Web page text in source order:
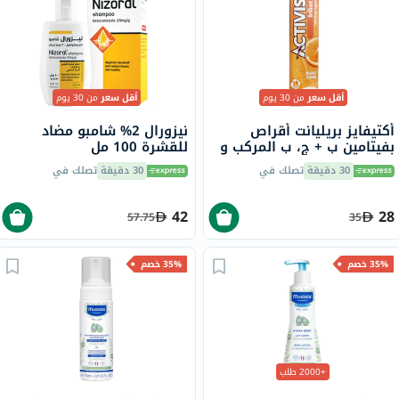
أقل سعرمن 30 يوم
أكتيفايز بريليانت أقراص
بفيتامين ب + ج، ب المركب و
ج الفوارة لتعزيز المناعة
والطاقة، حزمة من 20
30 دقيقة تصلك في
28
35
أقل سعرمن 30 يوم
نيزورال 2% شامبو مضاد
للقشرة 100 مل
30 دقيقة تصلك في
42
57.75
35% خصم
+2000 طلب
35% خصم